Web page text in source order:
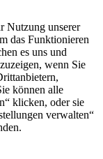
Nutzung unserer
das Funktionieren
es uns und
wenn Sie
können alle
klicken, oder sie
verwalten“